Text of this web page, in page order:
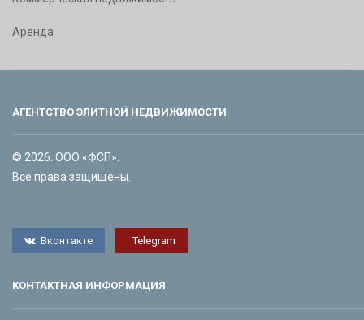
Аренда
АГЕНТСТВО ЭЛИТНОЙ НЕДВИЖИМОСТИ
© 2026. ООО «ФСП».
Все права защищены.
Вконтакте Telegram
КОНТАКТНАЯ ИНФОРМАЦИЯ